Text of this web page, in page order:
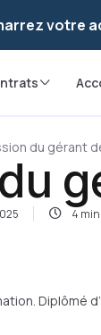
a été votre
du gérant
4 min
Diplômé